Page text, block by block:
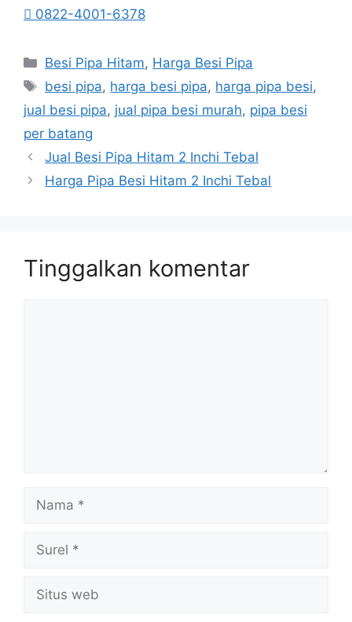
0822-4001-6378
Kategori
Besi Pipa Hitam, Harga Besi Pipa
Tag
besi pipa, harga besi pipa, harga pipa besi,
jual besi pipa, jual pipa besi murah, pipa besi
per batang
Jual Besi Pipa Hitam 2 Inchi Tebal
Harga Pipa Besi Hitam 2 Inchi Tebal
Tinggalkan komentar
Nama
Surel
Situs
web